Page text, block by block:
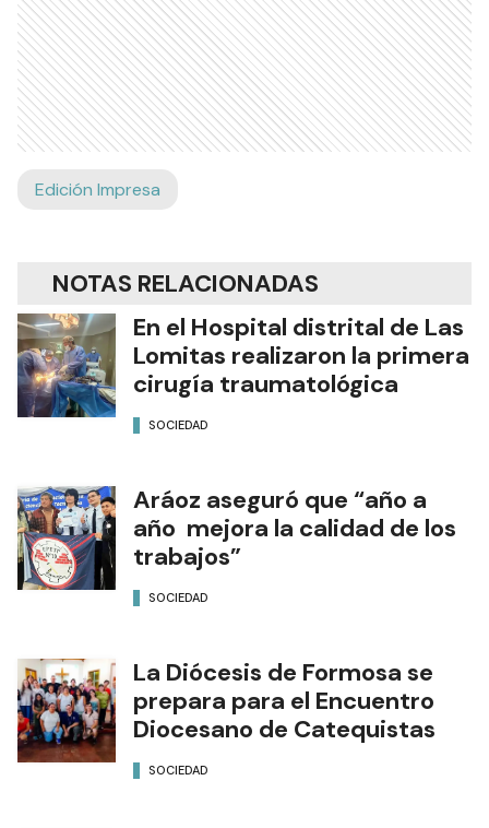
Edición Impresa
NOTAS RELACIONADAS
En el Hospital distrital de Las
Lomitas realizaron la primera
cirugía traumatológica
SOCIEDAD
Aráoz aseguró que “año a
año mejora la calidad de los
trabajos”
SOCIEDAD
La Diócesis de Formosa se
prepara para el Encuentro
Diocesano de Catequistas
SOCIEDAD